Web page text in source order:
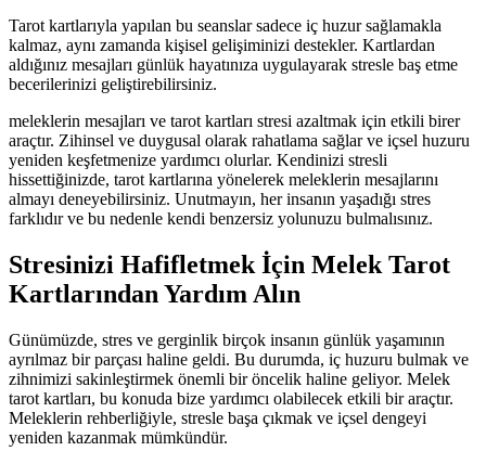
Tarot kartlarıyla yapılan bu seanslar sadece iç huzur sağlamakla
kalmaz, aynı zamanda kişisel gelişiminizi destekler. Kartlardan
aldığınız mesajları günlük hayatınıza uygulayarak stresle baş etme
becerilerinizi geliştirebilirsiniz.
meleklerin mesajları ve tarot kartları stresi azaltmak için etkili birer
araçtır. Zihinsel ve duygusal olarak rahatlama sağlar ve içsel huzuru
yeniden keşfetmenize yardımcı olurlar. Kendinizi stresli
hissettiğinizde, tarot kartlarına yönelerek meleklerin mesajlarını
almayı deneyebilirsiniz. Unutmayın, her insanın yaşadığı stres
farklıdır ve bu nedenle kendi benzersiz yolunuzu bulmalısınız.
Stresinizi Hafifletmek İçin Melek Tarot
Kartlarından Yardım Alın
Günümüzde, stres ve gerginlik birçok insanın günlük yaşamının
ayrılmaz bir parçası haline geldi. Bu durumda, iç huzuru bulmak ve
zihnimizi sakinleştirmek önemli bir öncelik haline geliyor. Melek
tarot kartları, bu konuda bize yardımcı olabilecek etkili bir araçtır.
Meleklerin rehberliğiyle, stresle başa çıkmak ve içsel dengeyi
yeniden kazanmak mümkündür.